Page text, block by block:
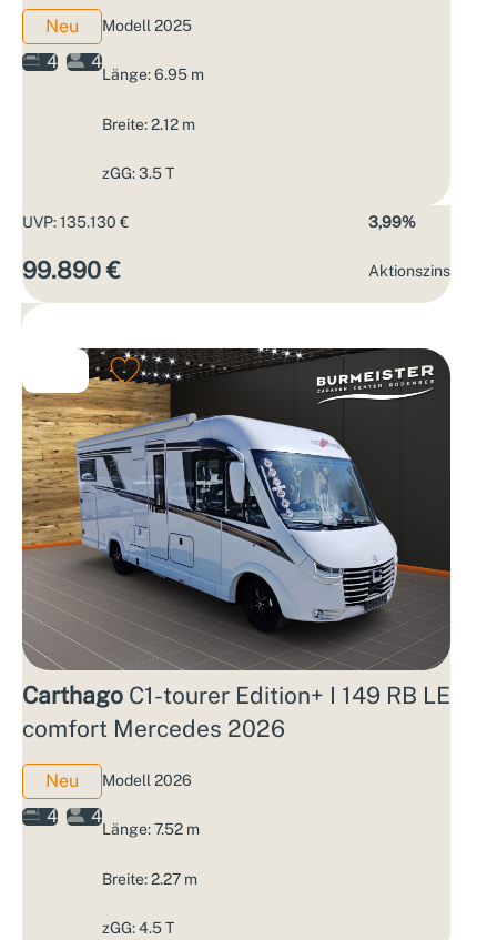
Neu
4
4
Modell 2025
Länge: 6.95 m
Breite: 2.12 m
zGG: 3.5 T
UVP: 135.130 €
99.890 €
3,99%
Aktions­zins
Carthago C1-tourer Edition+ I 149 RB LE
comfort Mercedes 2026
Neu
4
4
Modell 2026
Länge: 7.52 m
Breite: 2.27 m
zGG: 4.5 T